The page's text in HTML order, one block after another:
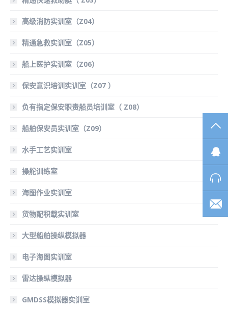
高级消防实训室（Z04）
精通急救实训室（Z05）
船上医护实训室（Z06）
保安意识培训实训室（Z07 ）
负有指定保安职责船员培训室（ Z08）
船舶保安员实训室（Z09）
水手工艺实训室
操舵训练室
海图作业实训室
货物配积载实训室
大型船舶操纵模拟器
电子海图实训室
雷达操纵模拟器
GMDSS模拟器实训室